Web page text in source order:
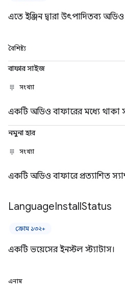
এতে ইঞ্জিন দ্বারা উৎপাদিতব্য অডিও
বৈশিষ্ট্য
বাফার সাইজ
সংখ্যা
একটি অডিও বাফারের মধ্যে থাকা
নমুনা হার
সংখ্যা
একটি অডিও বাফারে প্রত্যাশিত
LanguageInstallStatus
ক্রোম ১৩২+
একটি ভয়েসের ইনস্টল স্ট্যাটাস।
এনাম